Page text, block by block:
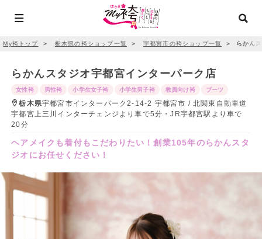
My袴トップ ＞ 栃木県の袴ショップ一覧 ＞ 宇都宮市の袴ショップ一覧 ＞ らかん
らかんスタジオ宇都宮インターパーク店
女性袴 男性袴 小学生女子袴 小学生男子袴 教員向け袴 ブーツ
栃木県宇都宮市インターパーク2-14-2 宇都宮市 / 北関東自動車道
宇都宮上三川インターチェンジより車で5分・JR宇都宮駅より車で
20分
ヘアメイクも着付もこだわりたい！創業105年のらかんスタ
ジオにお任せください！